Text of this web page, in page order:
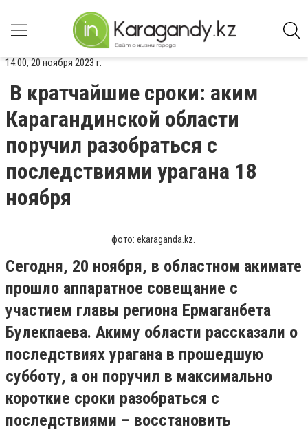
14:00, 20 ноября 2023 г.
В кратчайшие сроки: аким
Карагандинской области
поручил разобраться с
последствиями урагана 18
ноября
фото: ekaraganda.kz.
Сегодня, 20 ноября, в областном акимате
прошло аппаратное совещание с
участием главы региона Ермаганбета
Булекпаева. Акиму области рассказали о
последствиях урагана в прошедшую
субботу, а он поручил в максимально
короткие сроки разобраться с
последствиями – восстановить